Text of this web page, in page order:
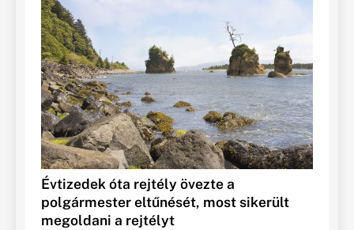
Évtizedek óta rejtély övezte a
polgármester eltűnését, most sikerült
megoldani a rejtélyt